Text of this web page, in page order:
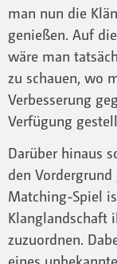
man nun die
genießen. Auf
wäre man
zu schauen, wo
Verbesserung
Verfügung
Darüber hinaus
den
Matching-Spiel
Klanglandschaft
zuzuordnen.